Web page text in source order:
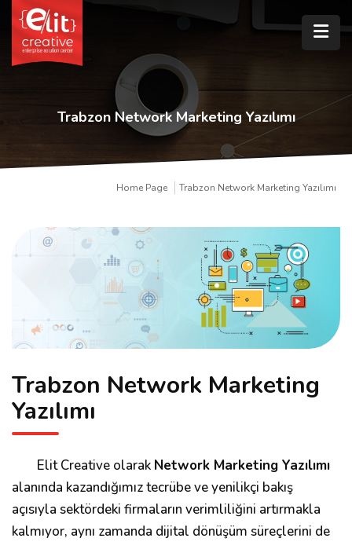
Trabzon Network Marketing Yazılımı
Home Page Trabzon Network Marketing Yazılımı
Trabzon Network Marketing
Yazılımı
Elit Creative olarak Network Marketing Yazılımı
alanında kazandığımız tecrübe ve yenilikçi bakış
açısıyla sektördeki firmaların verimliliğini artırmakla
kalmıyor, aynı zamanda dijital dönüşüm süreçlerini de